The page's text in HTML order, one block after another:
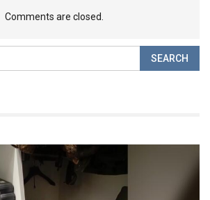
Comments are closed.